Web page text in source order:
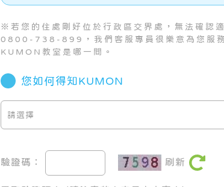
※若您的住處剛好位於行政區交界處，無法確認
0800-738-899，我們客服專員很樂意為您服
KUMON教室是哪一間。
您如何得知KUMON
驗證碼： 刷新